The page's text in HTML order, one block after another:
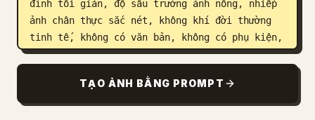
đình tối giản, độ sâu trường ảnh nông, nhiếp
ảnh chân thực sắc nét, không khí đời thường
tinh tế, không có văn bản, không có phụ kiện,
không có kiểu cách kịch tính.
TẠO ẢNH BẰNG PROMPT